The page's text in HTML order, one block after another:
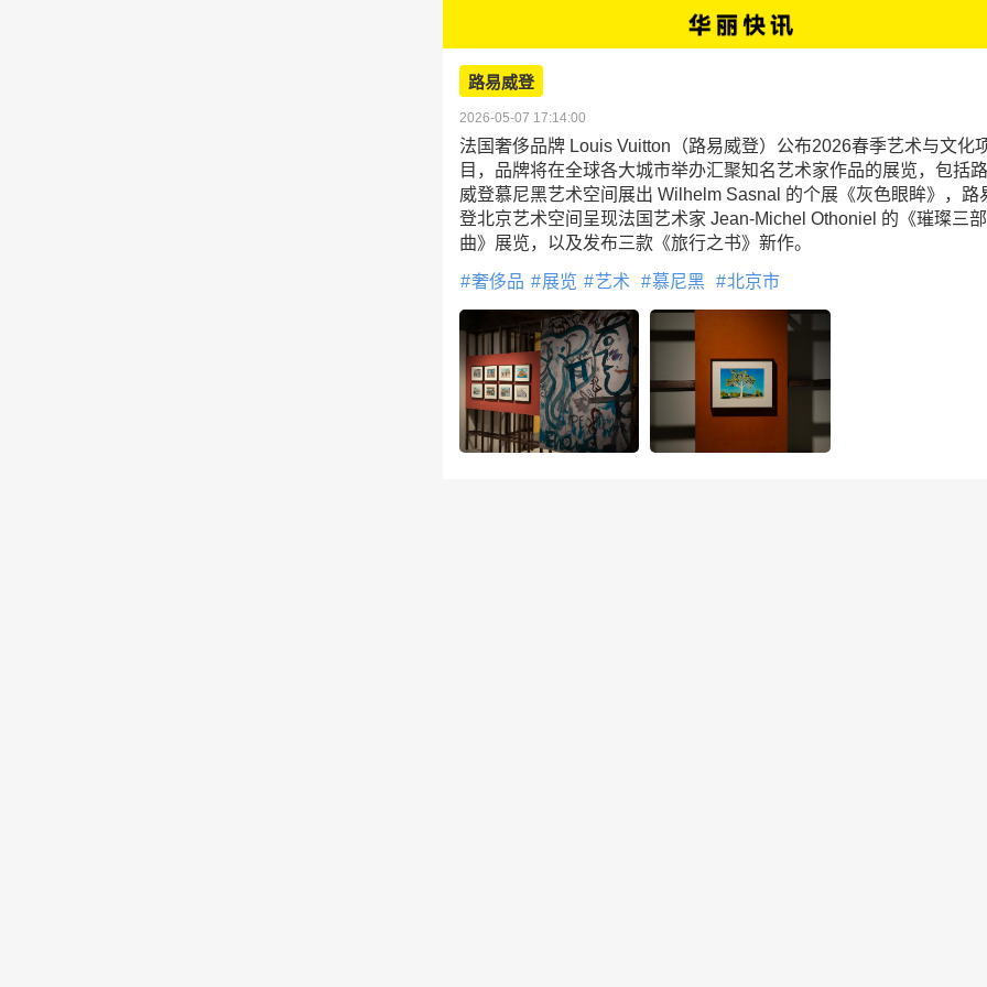
路易威登
2026-05-07 17:14:00
法国奢侈品牌 Louis Vuitton（路易威登）公布2026春季艺术与文化
目，品牌将在全球各大城市举办汇聚知名艺术家作品的展览，包括
威登慕尼黑艺术空间展出 Wilhelm Sasnal 的个展《灰色眼眸》，路
登北京艺术空间呈现法国艺术家 Jean-Michel Othoniel 的《璀璨三部
曲》展览，以及发布三款《旅行之书》新作。
奢侈品 展览 艺术 慕尼黑 北京市